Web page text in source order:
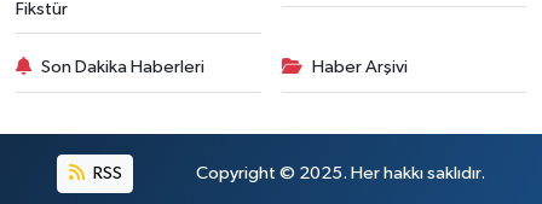
Fikstür
Son Dakika Haberleri Haber Arşivi
RSS Copyright © 2025. Her hakkı saklıdır.